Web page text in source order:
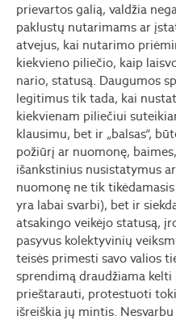
prievartos galią, valdžia
paklustų nutarimams ar
atvejus, kai nutarimo
kiekvieno piliečio, kaip
nario, statusą. Daugumos
legitimus tik tada, kai
kiekvienam piliečiui
klausimu, bet ir „balsas“,
požiūrį ar nuomonę,
išankstinius nusistatymus
nuomonę ne tik
yra labai svarbi), bet ir
atsakingo veikėjo statusą,
pasyvus kolektyvinių
teisės primesti savo valios
sprendimą draudžiama
prieštarauti, protestuoti
išreiškia jų mintis.